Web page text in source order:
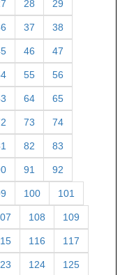
28 29
37 38
46 47
55 56
64 65
73 74
82 83
91 92
100 101
108 109
116 117
124 125